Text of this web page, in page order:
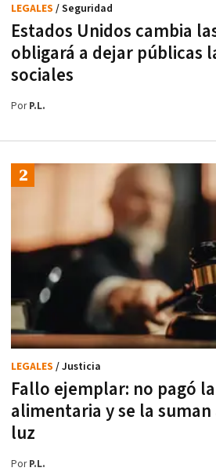
Estados Unidos cambia
obligará a dejar públicas
sociales
LEGALES / Seguridad
PorP.L.
Fallo ejemplar: no pagó
alimentaria y se la
luz
LEGALES / Justicia
PorP.L.